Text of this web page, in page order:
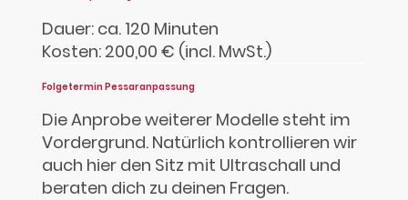
Dauer: ca. 120 Minuten
Kosten: 200,00 € (incl. MwSt.)
Folgetermin Pessaranpassung
Die Anprobe weiterer Modelle steht im
Vordergrund. Natürlich kontrollieren wir
auch hier den Sitz mit Ultraschall und
beraten dich zu deinen Fragen.